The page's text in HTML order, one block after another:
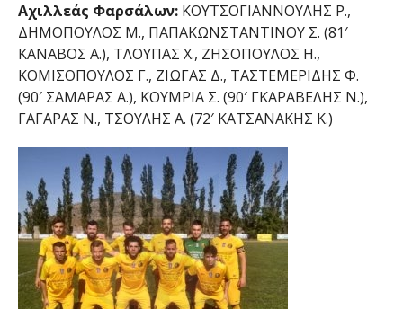
Αχιλλεάς Φαρσάλων: ΚΟΥΤΣΟΓΙΑΝΝΟΥΛΗΣ Ρ.,
ΔΗΜΟΠΟΥΛΟΣ Μ., ΠΑΠΑΚΩΝΣΤΑΝΤΙΝΟΥ Σ. (81′
ΚΑΝΑΒΟΣ Α.), ΤΛΟΥΠΑΣ Χ., ΖΗΣΟΠΟΥΛΟΣ Η.,
ΚΟΜΙΣΟΠΟΥΛΟΣ Γ., ΖΙΩΓΑΣ Δ., ΤΑΣΤΕΜΕΡΙΔΗΣ Φ.
(90′ ΣΑΜΑΡΑΣ Α.), ΚΟΥΜΡΙΑ Σ. (90′ ΓΚΑΡΑΒΕΛΗΣ Ν.),
ΓΑΓΑΡΑΣ Ν., ΤΣΟΥΛΗΣ Α. (72′ ΚΑΤΣΑΝΑΚΗΣ Κ.)